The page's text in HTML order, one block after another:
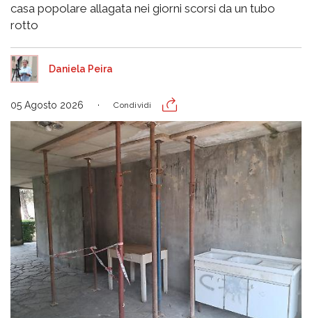
casa popolare allagata nei giorni scorsi da un tubo
rotto
Daniela Peira
05 Agosto 2026 Condividi